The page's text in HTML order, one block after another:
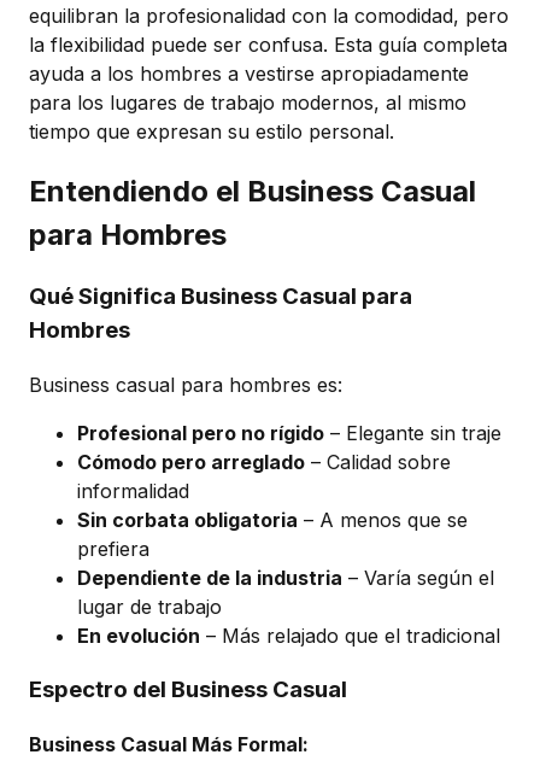
equilibran la profesionalidad con la comodidad, pero
la flexibilidad puede ser confusa. Esta guía completa
ayuda a los hombres a vestirse apropiadamente
para los lugares de trabajo modernos, al mismo
tiempo que expresan su estilo personal.
Entendiendo el Business Casual
para Hombres
Qué Significa Business Casual para
Hombres
Business casual para hombres es:
Profesional pero no rígido – Elegante sin traje
Cómodo pero arreglado – Calidad sobre
informalidad
Sin corbata obligatoria – A menos que se
prefiera
Dependiente de la industria – Varía según el
lugar de trabajo
En evolución – Más relajado que el tradicional
Espectro del Business Casual
Business Casual Más Formal: